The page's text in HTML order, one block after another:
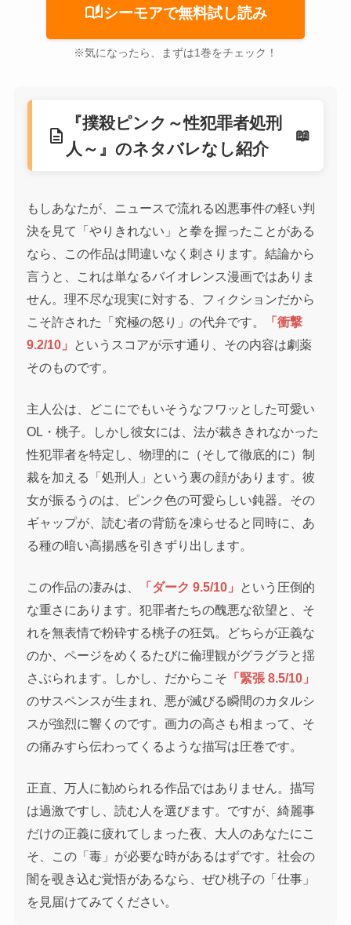
auto_storiesシーモアで無料試し読み
※気になったら、まずは1巻をチェック！
description
『撲殺ピンク～性犯罪者処刑
人～』のネタバレなし紹介
もしあなたが、ニュースで流れる凶悪事件の軽い判
決を見て「やりきれない」と拳を握ったことがある
なら、この作品は間違いなく刺さります。結論から
言うと、これは単なるバイオレンス漫画ではありま
せん。理不尽な現実に対する、フィクションだから
こそ許された「究極の怒り」の代弁です。
「衝撃
9.2/10」
というスコアが示す通り、その内容は劇薬
そのものです。
主人公は、どこにでもいそうなフワッとした可愛い
OL・桃子。しかし彼女には、法が裁ききれなかった
性犯罪者を特定し、物理的に（そして徹底的に）制
裁を加える「処刑人」という裏の顔があります。彼
女が振るうのは、ピンク色の可愛らしい鈍器。その
ギャップが、読む者の背筋を凍らせると同時に、あ
る種の暗い高揚感を引きずり出します。
この作品の凄みは、 「ダーク 9.5/10」
という圧倒的
な重さにあります。犯罪者たちの醜悪な欲望と、そ
れを無表情で粉砕する桃子の狂気。どちらが正義な
のか、ページをめくるたびに倫理観がグラグラと揺
さぶられます。しかし、だからこそ 「緊張 8.5/10」
のサスペンスが生まれ、悪が滅びる瞬間のカタルシ
スが強烈に響くのです。画力の高さも相まって、そ
の痛みすら伝わってくるような描写は圧巻です。
正直、万人に勧められる作品ではありません。描写
は過激ですし、読む人を選びます。ですが、綺麗事
だけの正義に疲れてしまった夜、大人のあなたにこ
そ、この「毒」が必要な時があるはずです。社会の
闇を覗き込む覚悟があるなら、ぜひ桃子の「仕事」
を見届けてみてください。